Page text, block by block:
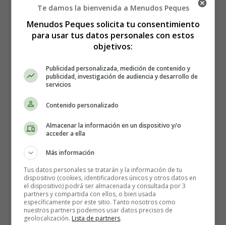
Fichas Didácticas Infantil y Ejercicios Primaria,
Secundaria
Números
Tiger - Números y colores
Tiger - Números y
colores
Recursos Educativos -
Educación Infantil -Los
colores y los números
Te damos la bienvenida a Menudos Peques
Menudos Peques solicita tu consentimiento
para usar tus datos personales con estos
objetivos:
Publicidad personalizada, medición de contenido y
publicidad, investigación de audiencia y desarrollo de
servicios
Contenido personalizado
Almacenar la información en un dispositivo y/o
acceder a ella
Más información
Tus datos personales se tratarán y la información de tu
dispositivo (cookies, identificadores únicos y otros datos en
el dispositivo) podrá ser almacenada y consultada por 3
partners y compartida con ellos, o bien usada
específicamente por este sitio. Tanto nosotros como
nuestros partners podemos usar datos precisos de
geolocalización. Lista de partners.